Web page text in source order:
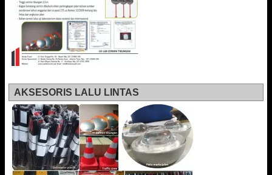
AKSESORIS LALU LINTAS